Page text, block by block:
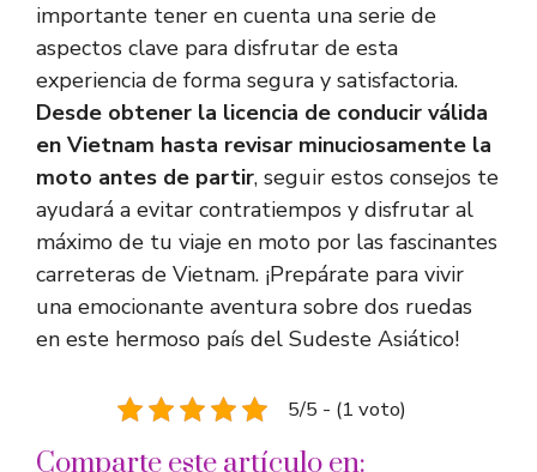
importante tener en cuenta una serie de
aspectos clave para disfrutar de esta
experiencia de forma segura y satisfactoria.
Desde obtener la licencia de conducir válida
en Vietnam hasta revisar minuciosamente la
moto antes de partir, seguir estos consejos te
ayudará a evitar contratiempos y disfrutar al
máximo de tu viaje en moto por las fascinantes
carreteras de Vietnam. ¡Prepárate para vivir
una emocionante aventura sobre dos ruedas
en este hermoso país del Sudeste Asiático!
5/5 - (1 voto)
Comparte este artículo en: